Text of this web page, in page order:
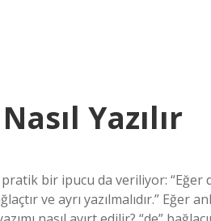
Yazılır
bir ipucu da veriliyor: “Eğer
ve ayrı yazılmalıdır.” Eğer